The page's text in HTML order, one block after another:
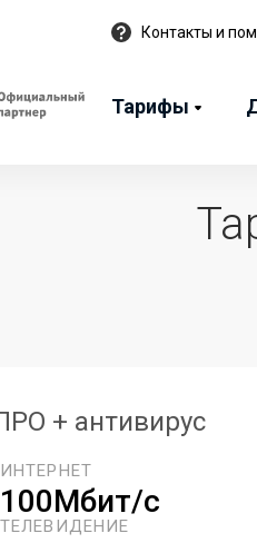
Контакты и
Тарифы
+ антивирус
100Мбит/с
ИНТЕРНЕТ
ТЕЛЕВИДЕНИЕ